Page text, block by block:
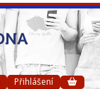
Přihlášení